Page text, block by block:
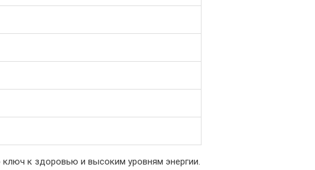
ключ к здоровью и высоким уровням энергии.